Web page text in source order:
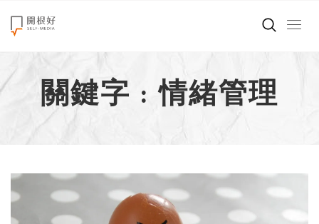
來點正能量
世界在想什麼
創造美好生活
職場商業經濟
關鍵字 : 情緒管理